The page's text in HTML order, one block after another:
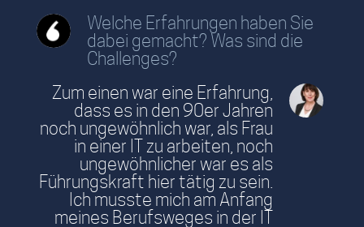
Welche Erfahrungen haben Sie
dabei gemacht? Was sind die
Challenges?
Zum einen war eine Erfahrung,
dass es in den 90er Jahren
noch ungewöhnlich war, als Frau
in einer IT zu arbeiten, noch
ungewöhnlicher war es als
Führungskraft hier tätig zu sein.
Ich musste mich am Anfang
meines Berufsweges in der IT